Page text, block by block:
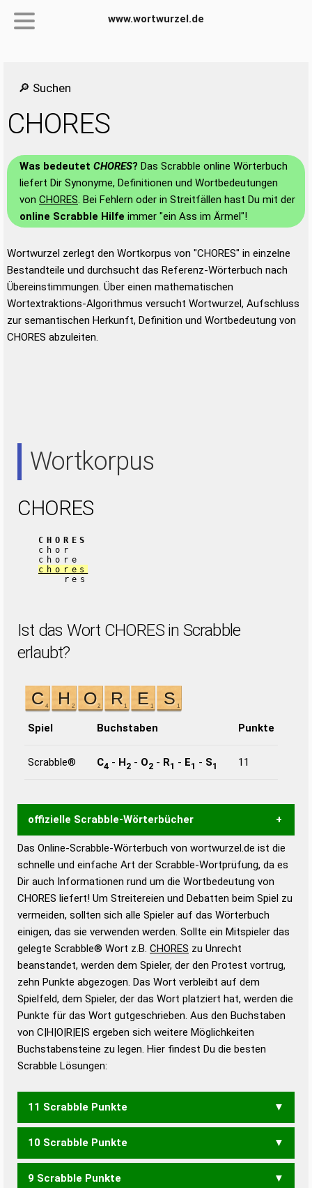
www.wortwurzel.de
🔎 Suchen
CHORES
Was bedeutet CHORES? Das Scrabble online Wörterbuch
liefert Dir Synonyme, Definitionen und Wortbedeutungen
von CHORES. Bei Fehlern oder in Streitfällen hast Du mit der
online Scrabble Hilfe immer "ein Ass im Ärmel"!
Wortwurzel zerlegt den Wortkorpus von "CHORES" in einzelne
Bestandteile und durchsucht das Referenz-Wörterbuch nach
Übereinstimmungen. Über einen mathematischen
Wortextraktions-Algorithmus versucht Wortwurzel, Aufschluss
zur semantischen Herkunft, Definition und Wortbedeutung von
CHORES abzuleiten.
Wortkorpus
CHORES
CHORES
chor
chore
chores
res
Ist das Wort CHORES in Scrabble
erlaubt?
Spiel Buchstaben Punkte
Scrabble® C4 - H2 - O2 - R1 - E1 - S1 11
offizielle Scrabble-Wörterbücher
Wortwurzel liefert mit Hilfe eines semantischen
Wortanalyse-Algorithmus gute Anhaltspunkte zu
Wortbedeutung, Worttrennung und Wortform, um die
Gültigkeit eines Wortes für das Scrabble-Spiel zu
bestimmen!
zugelassene Turnier Scrabble-
Wörterbücher sind:
Duden – Standardwerk in 12 Bänden
Duden – Richtiges und gutes
Deutsch
Duden – Die deutsche Grammatik
Duden – Deutsches
Das Online-Scrabble-Wörterbuch von wortwurzel.de ist die
schnelle und einfache Art der Scrabble-Wortprüfung, da es
Dir auch Informationen rund um die Wortbedeutung von
CHORES liefert! Um Streitereien und Debatten beim Spiel zu
vermeiden, sollten sich alle Spieler auf das Wörterbuch
einigen, das sie verwenden werden. Sollte ein Mitspieler das
gelegte Scrabble® Wort z.B. CHORES zu Unrecht
beanstandet, werden dem Spieler, der den Protest vortrug,
zehn Punkte abgezogen. Das Wort verbleibt auf dem
Spielfeld, dem Spieler, der das Wort platziert hat, werden die
Punkte für das Wort gutgeschrieben. Aus den Buchstaben
von C|H|O|R|E|S ergeben sich weitere Möglichkeiten
Buchstabensteine zu legen. Hier findest Du die besten
Scrabble Lösungen:
11 Scrabble Punkte
SCHORE
10 Scrabble Punkte
CHORS CHOSE ECHOS
9 Scrabble Punkte